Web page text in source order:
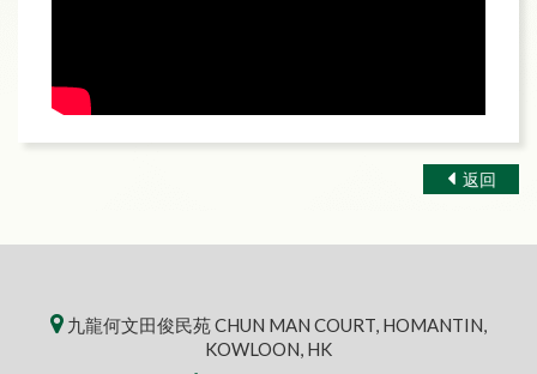
返回
九龍何文田俊民苑 CHUN MAN COURT, HOMANTIN,
KOWLOON, HK